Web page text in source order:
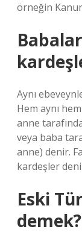
örneğin
Aynı
Hem aynı
anne
veya baba
anne) denir.
kardeşler
Eski
demek?